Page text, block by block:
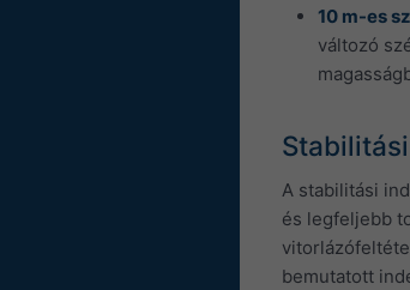
10 m-es
változó
A stabilitási
és legfeljebb
bemutatott